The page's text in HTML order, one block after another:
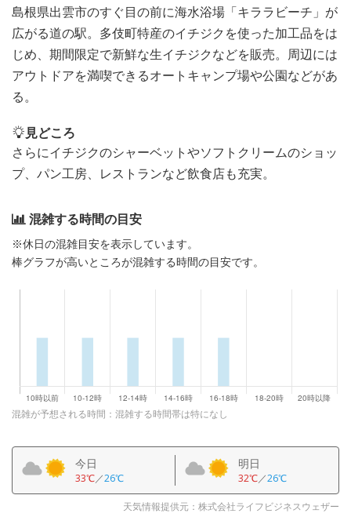
島根県出雲市のすぐ目の前に海水浴場「キララビーチ」が
広がる道の駅。多伎町特産のイチジクを使った加工品をは
じめ、期間限定で新鮮な生イチジクなどを販売。周辺には
アウトドアを満喫できるオートキャンプ場や公園などがあ
る。
見どころ
さらにイチジクのシャーベットやソフトクリームのショッ
プ、パン工房、レストランなど飲食店も充実。
混雑する時間の目安
※休日の混雑目安を表示しています。
棒グラフが高いところが混雑する時間の目安です。
混雑が予想される時間：混雑する時間帯は特になし
今日
33℃／26℃
明日
32℃／26℃
天気情報提供元：株式会社ライフビジネスウェザー